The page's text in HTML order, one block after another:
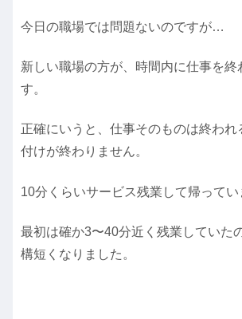
今日の職場では問題ないのですが…
新しい職場の方が、時間内に仕事を終
す。
正確にいうと、仕事そのものは終われ
付けが終わりません。
10分くらいサービス残業して帰ってい
最初は確か3〜40分近く残業していた
構短くなりました。